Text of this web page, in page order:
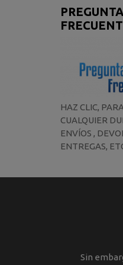
HAZ CLIC,
CUALQUIER
ENVÍOS ,
ENTREGAS,
Sin